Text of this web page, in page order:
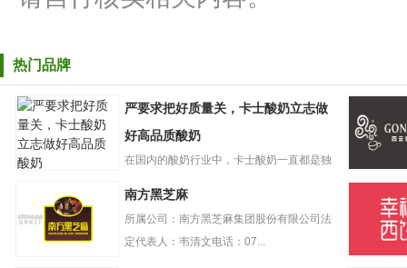
热门品牌
关，卡士酸奶立
志做好高品质酸
严要求把好质量关，卡士酸奶立志做
好高品质酸奶
在国内的酸奶行业中，卡士酸奶一直都是独
奶盖贡茶
南方黑芝麻
所属公司：南方黑芝麻集团股份有限公司法
定代表人：韦清文电话：07...